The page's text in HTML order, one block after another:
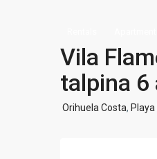
Vila
talpina 6
Orihuela Costa,